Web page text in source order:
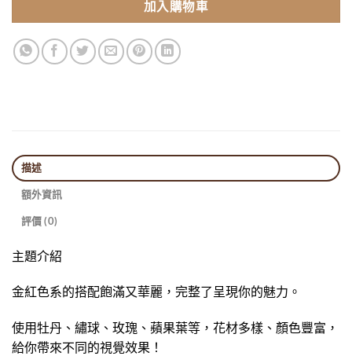
加入購物車
描述
額外資訊
評價 (0)
主題介紹
金紅色系的搭配飽滿又華麗，完整了呈現你的魅力。
使用牡丹、繡球、玫瑰、蘋果葉等，花材多樣、顏色豐富，
給你帶來不同的視覺效果！